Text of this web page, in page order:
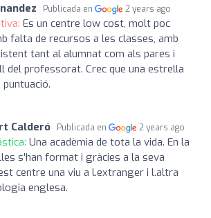
Publicada en 2 years ago
Es un centre low cost, molt poc
falta de recursos a les classes, amb
tant al alumnat com als pares i
del professorat. Crec que una estrella
Calderó Publicada en 2 years ago
Una acadèmia de tota la vida. En la
s'han format i gràcies a la seva
centre una viu a l.extranger i l.altra
englesa.